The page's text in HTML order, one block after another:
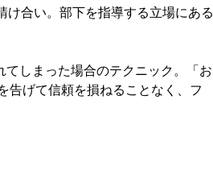
合い。部下を指導する立場にある
しまった場合のテクニック。「お
告げて信頼を損ねることなく、フ